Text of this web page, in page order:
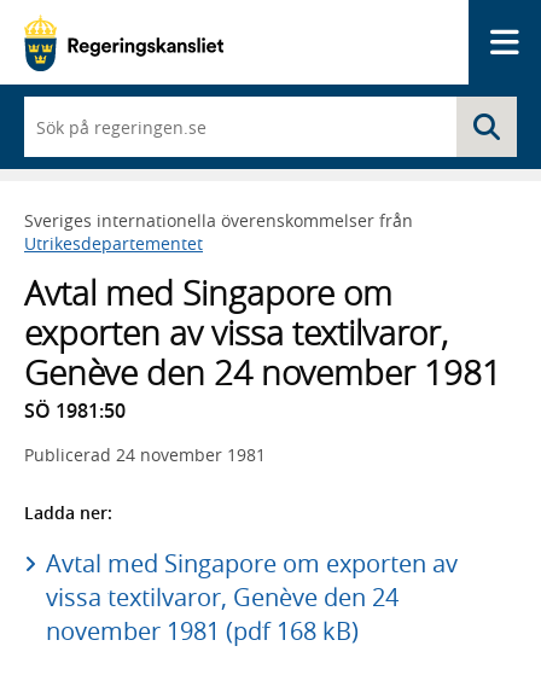
du
börjar
skriva
framträder
en
med
sökförslag
Sveriges internationella överenskommelser från
Utrikesdepartementet
Avtal med Singapore om
exporten av vissa textilvaror,
Genève den 24 november 1981
SÖ 1981:50
Publicerad 24 november 1981
Ladda ner:
Avtal med Singapore om exporten av
vissa textilvaror, Genève den 24
november 1981 (pdf 168 kB)